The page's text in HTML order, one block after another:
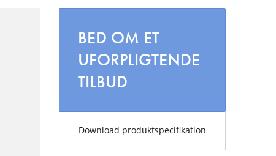
BED OM ET
UFORPLIGTENDE
TILBUD
Download produktspecifikation